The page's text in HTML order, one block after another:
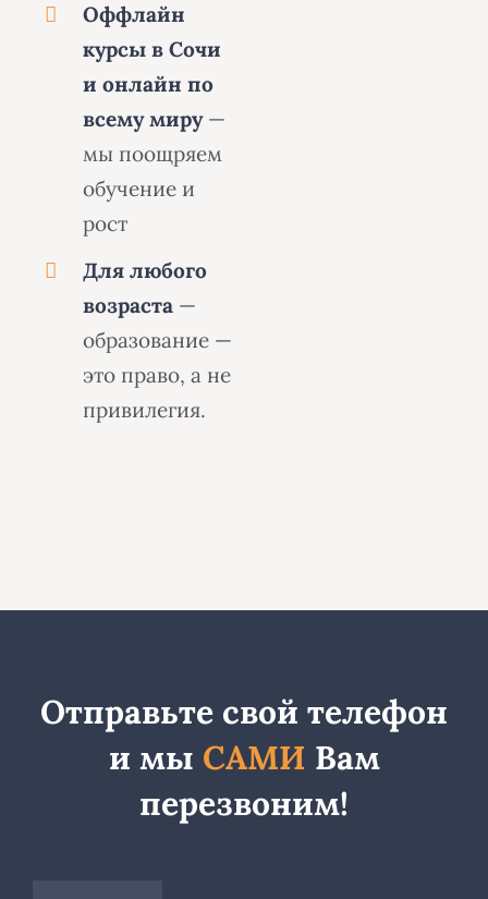
Оффлайн
курсы в Сочи
и онлайн по
всему миру—
мы поощряем
обучение и
рост
Для любого
возраста—
образование —
это право, а не
привилегия.
Отправьте свой телефон
и мы САМИ Вам
перезвоним!